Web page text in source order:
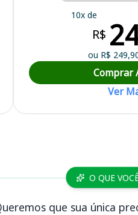
10x de
R$
ou R$
Comprar
Ver
O QUE
que sua única